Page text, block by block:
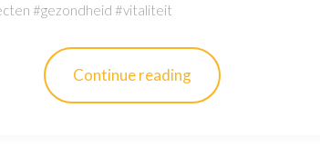
#gezondheid #vitaliteit
Continue reading